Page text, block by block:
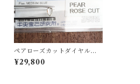
ペアローズカットダイヤルー
ス【0.284ct】PRO208251
¥29,800